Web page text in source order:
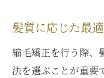
髪質に応じた最
縮毛矯正を行う際、
法を選ぶことが重要